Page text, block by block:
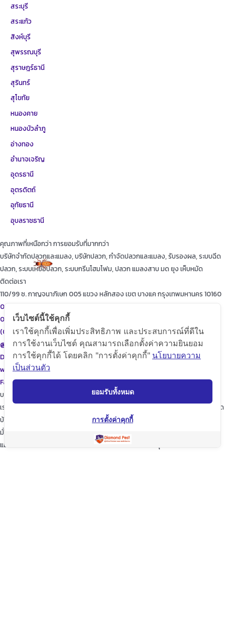
สระบุรี
สระแก้ว
สิงห์บุรี
สุพรรณบุรี
สุราษฎร์ธานี
สุรินทร์
สุโขทัย
หนองคาย
หนองบัวลำภู
อ่างทอง
อำนาจเจริญ
อุดรธานี
อุตรดิตถ์
อุทัยธานี
อุบลราชธานี
คุณภาพที่เหนือกว่า การยอมรับที่มากกว่า
บริษัทจำกัดปลวกและแมลง, บริษัทปลวก, กำจัดปลวกและแมลง, รับรองผล, ระบบฉีด
ปลวก, ระบบเหยื่อปลวก, ระบบกรีนโฮมโฟม, ปลวก แมลงสาบ มด ยุง เห็บหมัด
ติดต่อเรา
110/99 ซ. กาญจนาภิเษก 005 แขวง หลักสอง เขต บางแค กรุงเทพมหานคร 10160
087-615-9999
086-471-9999
(02)455-9999
@diamondpest
Diamond Pest Control
www.diamondpest.com
FacebookLineEnvelope
บริการของเรา
เราจะพัฒนาการบริการให้กับลูกค้าดียิ่งขึ้นในทุกๆด้าน ให้เราดูแลใส่ใจทุกรายละเอียด
บ้านของท่านก็เปรียบเสมือนบ้านของเรา
มั่นใจในเรามั่นใจใน “ไดมอนด์แพลนเนท” บริการเป็นเลิศ ผู้นำด้านการกำจัดปลวก
แมลง และสัตว์รบกวนต่างๆ ปลอดภัยต่อบ้านและครอบครัวคุณอย่างแน่นอน
เว็บไซต์นี้ใช้คุกกี้
เราใช้คุกกี้เพื่อเพิ่มประสิทธิภาพ และประสบการณ์ที่ดีใน
การใช้งานเว็บไซต์ คุณสามารถเลือกตั้งค่าความยินยอม
การใช้คุกกี้ได้ โดยคลิก "การตั้งค่าคุกกี้" นโยบายความ
เป็นส่วนตัว
ยอมรับทั้งหมด
การตั้งค่าคุกกี้